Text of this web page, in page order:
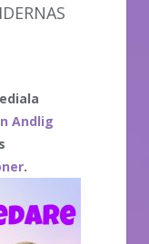
Andlig
.